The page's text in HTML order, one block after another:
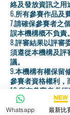
絡及發放資訊之用
6.所有參賽作品及
7.請確保參賽者之
誤本機構概不負責。
8.評審結果以評審
須遵從本機構及評
議。
9.本機構有權保留
參賽者資格權利，
10.所有參賽者必
則，提交參賽表
清楚本機構的比賽
Whatsapp 最新比